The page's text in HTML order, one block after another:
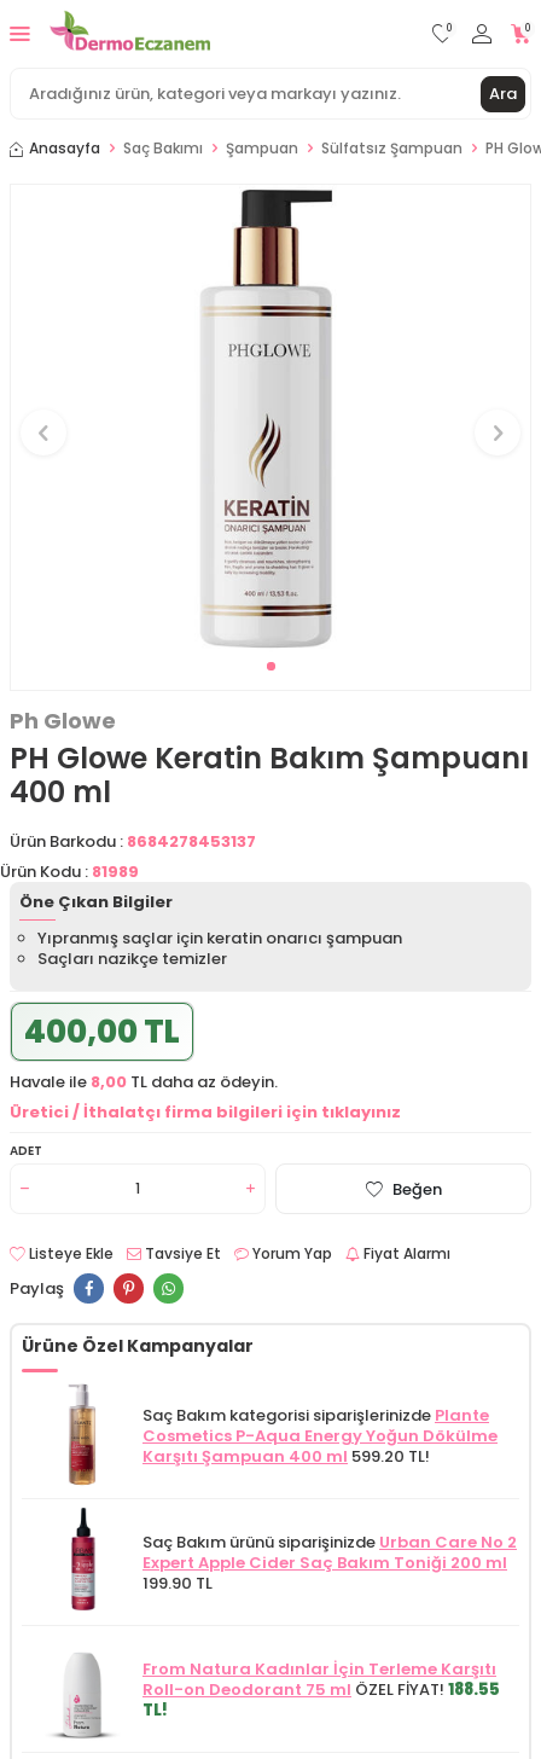
Ara
0 0
Anasayfa Saç Bakımı Şampuan Sülfatsız Şampuan PH
Ph Glowe
PH Glowe Keratin Bakım Şampuanı
400 ml
Ürün Barkodu : 8684278453137
Ürün Kodu : 81989
Öne Çıkan Bilgiler
Yıpranmış saçlar için keratin onarıcı şampuan
Saçları nazikçe temizler
400,00 TL
Havale ile 8,00 TL daha az ödeyin.
Üretici / İthalatçı firma bilgileri için tıklayınız
ADET
Beğen
Listeye Ekle Tavsiye Et Yorum Yap Fiyat Alarmı
Paylaş
Ürüne Özel Kampanyalar
Saç Bakım kategorisi siparişlerinizde Plante
Cosmetics P-Aqua Energy Yoğun Dökülme
Karşıtı Şampuan 400 ml 599.20 TL!
Saç Bakım ürünü siparişinizde Urban Care No 2
Expert Apple Cider Saç Bakım Toniği 200 ml
199.90 TL
From Natura Kadınlar İçin Terleme Karşıtı
Roll-on Deodorant 75 ml ÖZEL FİYAT! 188.55
TL!